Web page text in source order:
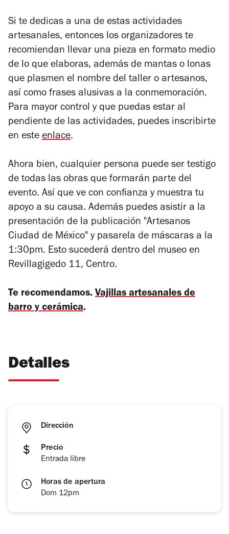
Si te dedicas a una de estas actividades
artesanales, entonces los organizadores te
recomiendan llevar una pieza en formato medio
de lo que elaboras, además de mantas o lonas
que plasmen el nombre del taller o artesanos,
así como frases alusivas a la conmemoración.
Para mayor control y que puedas estar al
pendiente de las actividades, puedes inscribirte
en este enlace.
Ahora bien, cualquier persona puede ser testigo
de todas las obras que formarán parte del
evento. Así que ve con confianza y muestra tu
apoyo a su causa. Además puedes asistir a la
presentación de la publicación "Artesanos
Ciudad de México" y pasarela de máscaras a la
1:30pm. Esto sucederá dentro del museo en
Revillagigedo 11, Centro.
Te recomendamos. Vajillas artesanales de
barro y cerámica.
Detalles
Dirección
Precio
Entrada libre
Horas de apertura
Dom 12pm